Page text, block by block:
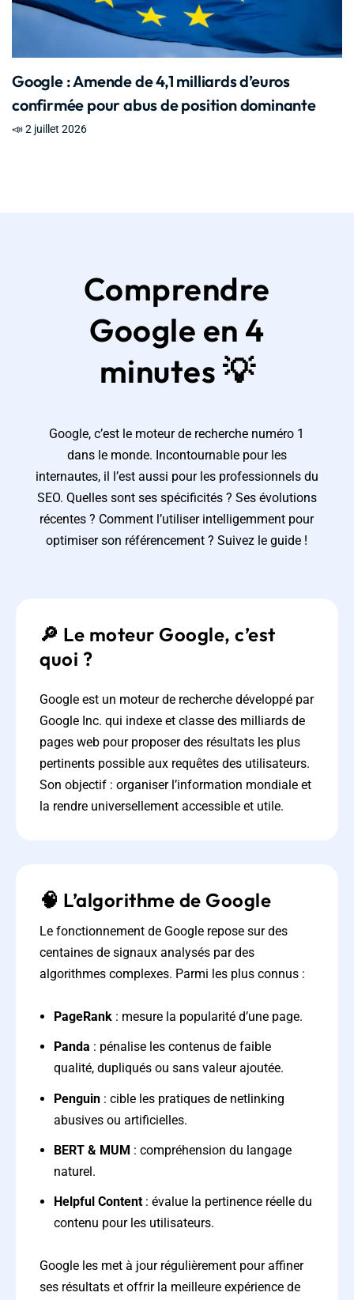
Google : Amende de 4,1 milliards d’euros
confirmée pour abus de position dominante
📣 2 juillet 2026
Comprendre
Google en 4
minutes 💡
Google, c’est le moteur de recherche numéro 1
dans le monde. Incontournable pour les
internautes, il l’est aussi pour les professionnels du
SEO. Quelles sont ses spécificités ? Ses évolutions
récentes ? Comment l’utiliser intelligemment pour
optimiser son référencement ? Suivez le guide !
🔎 Le moteur Google, c’est
quoi ?
Google est un moteur de recherche développé par
Google Inc. qui indexe et classe des milliards de
pages web pour proposer des résultats les plus
pertinents possible aux requêtes des utilisateurs.
Son objectif : organiser l’information mondiale et
la rendre universellement accessible et utile.
🧠 L’algorithme de Google
Le fonctionnement de Google repose sur des
centaines de signaux analysés par des
algorithmes complexes. Parmi les plus connus :
PageRank : mesure la popularité d’une page.
Panda : pénalise les contenus de faible
qualité, dupliqués ou sans valeur ajoutée.
Penguin : cible les pratiques de netlinking
abusives ou artificielles.
BERT & MUM : compréhension du langage
naturel.
Helpful Content: évalue la pertinence réelle du
contenu pour les utilisateurs.
Google les met à jour régulièrement pour affiner
ses résultats et offrir la meilleure expérience de